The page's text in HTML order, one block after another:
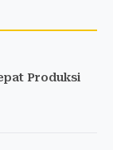
Produksi